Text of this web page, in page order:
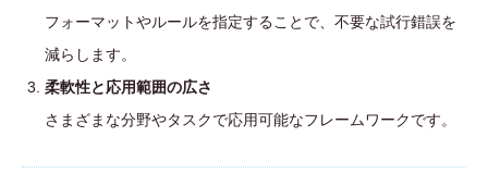
フォーマットやルールを指定することで、不要な試行錯誤を
減らします。
柔軟性と応用範囲の広さ
さまざまな分野やタスクで応用可能なフレームワークです。